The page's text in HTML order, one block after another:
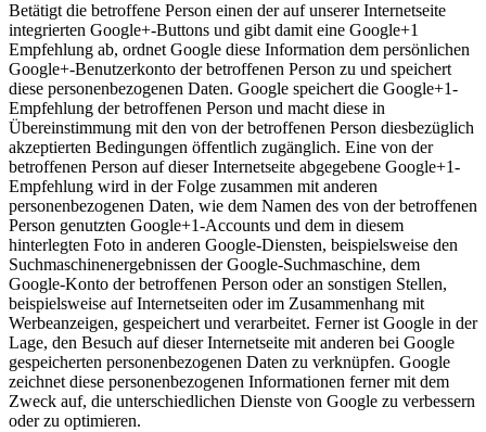
Betätigt die betroffene Person einen der auf unserer Internetseite
integrierten Google+-Buttons und gibt damit eine Google+1
Empfehlung ab, ordnet Google diese Information dem persönlichen
Google+-Benutzerkonto der betroffenen Person zu und speichert
diese personenbezogenen Daten. Google speichert die Google+1-
Empfehlung der betroffenen Person und macht diese in
Übereinstimmung mit den von der betroffenen Person diesbezüglich
akzeptierten Bedingungen öffentlich zugänglich. Eine von der
betroffenen Person auf dieser Internetseite abgegebene Google+1-
Empfehlung wird in der Folge zusammen mit anderen
personenbezogenen Daten, wie dem Namen des von der betroffenen
Person genutzten Google+1-Accounts und dem in diesem
hinterlegten Foto in anderen Google-Diensten, beispielsweise den
Suchmaschinenergebnissen der Google-Suchmaschine, dem
Google-Konto der betroffenen Person oder an sonstigen Stellen,
beispielsweise auf Internetseiten oder im Zusammenhang mit
Werbeanzeigen, gespeichert und verarbeitet. Ferner ist Google in der
Lage, den Besuch auf dieser Internetseite mit anderen bei Google
gespeicherten personenbezogenen Daten zu verknüpfen. Google
zeichnet diese personenbezogenen Informationen ferner mit dem
Zweck auf, die unterschiedlichen Dienste von Google zu verbessern
oder zu optimieren.